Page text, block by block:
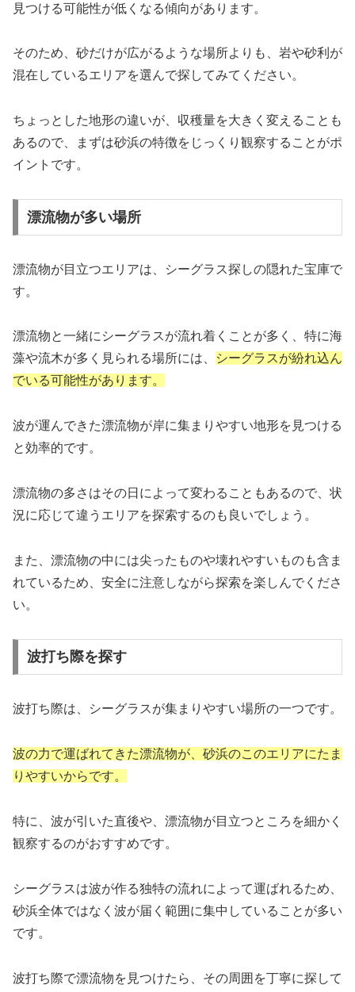
見つける可能性が低くなる傾向があります。
そのため、砂だけが広がるような場所よりも、岩や砂利が
混在しているエリアを選んで探してみてください。
ちょっとした地形の違いが、収穫量を大きく変えることも
あるので、まずは砂浜の特徴をじっくり観察することがポ
イントです。
漂流物が多い場所
漂流物が目立つエリアは、シーグラス探しの隠れた宝庫で
す。
漂流物と一緒にシーグラスが流れ着くことが多く、特に海
藻や流木が多く見られる場所には、
シーグラスが紛れ込ん
でいる可能性があります。
波が運んできた漂流物が岸に集まりやすい地形を見つける
と効率的です。
漂流物の多さはその日によって変わることもあるので、状
況に応じて違うエリアを探索するのも良いでしょう。
また、漂流物の中には尖ったものや壊れやすいものも含ま
れているため、安全に注意しながら探索を楽しんでくださ
い。
波打ち際を探す
波打ち際は、シーグラスが集まりやすい場所の一つです。
波の力で運ばれてきた漂流物が、砂浜のこのエリアにたま
りやすいからです。
特に、波が引いた直後や、漂流物が目立つところを細かく
観察するのがおすすめです。
シーグラスは波が作る独特の流れによって運ばれるため、
砂浜全体ではなく波が届く範囲に集中していることが多い
です。
波打ち際で漂流物を見つけたら、その周囲を丁寧に探して